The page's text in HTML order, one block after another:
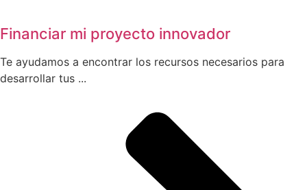
Financiar mi proyecto innovador
Te ayudamos a encontrar los recursos necesarios para
desarrollar tus ...